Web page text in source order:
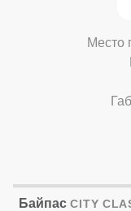
Место
Байпас CITY